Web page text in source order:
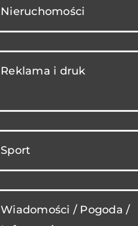
Nieruchomości
Reklama i druk
Sport
Wiadomości / Pogoda /